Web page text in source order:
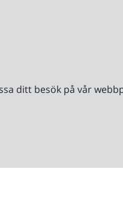
ditt besök på vår